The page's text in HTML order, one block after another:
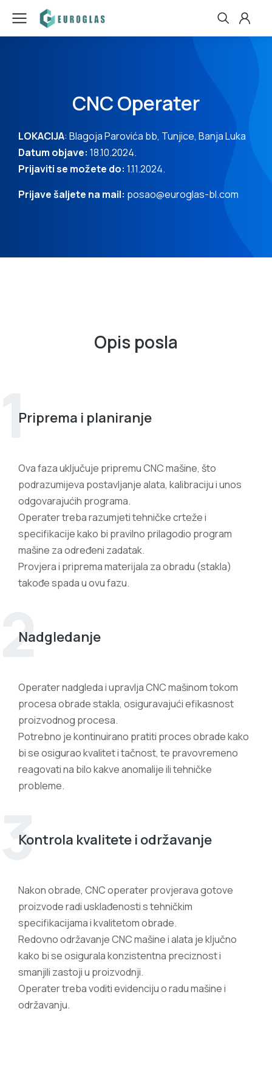
CNC Operater
LOKACIJA: Blagoja Parovića bb, Tunjice, Banja Luka
Datum objave: 18.10.2024.
Prijaviti se možete do: 1.11.2024.
Prijave šaljete na mail: posao@euroglas-bl.com
Opis posla
1
Priprema i planiranje
Ova faza uključuje pripremu CNC mašine, što
podrazumijeva postavljanje alata, kalibraciju i unos
odgovarajućih programa.
Operater treba razumjeti tehničke crteže i
specifikacije kako bi pravilno prilagodio program
mašine za određeni zadatak.
Provjera i priprema materijala za obradu (stakla)
takođe spada u ovu fazu.
2
Nadgledanje
Operater nadgleda i upravlja CNC mašinom tokom
procesa obrade stakla, osiguravajući efikasnost
proizvodnog procesa.
Potrebno je kontinuirano pratiti proces obrade kako
bi se osigurao kvalitet i tačnost, te pravovremeno
reagovati na bilo kakve anomalije ili tehničke
probleme.
3
Kontrola kvalitete i održavanje
Nakon obrade, CNC operater provjerava gotove
proizvode radi usklađenosti s tehničkim
specifikacijama i kvalitetom obrade.
Redovno održavanje CNC mašine i alata je ključno
kako bi se osigurala konzistentna preciznost i
smanjili zastoji u proizvodnji.
Operater treba voditi evidenciju o radu mašine i
održavanju.